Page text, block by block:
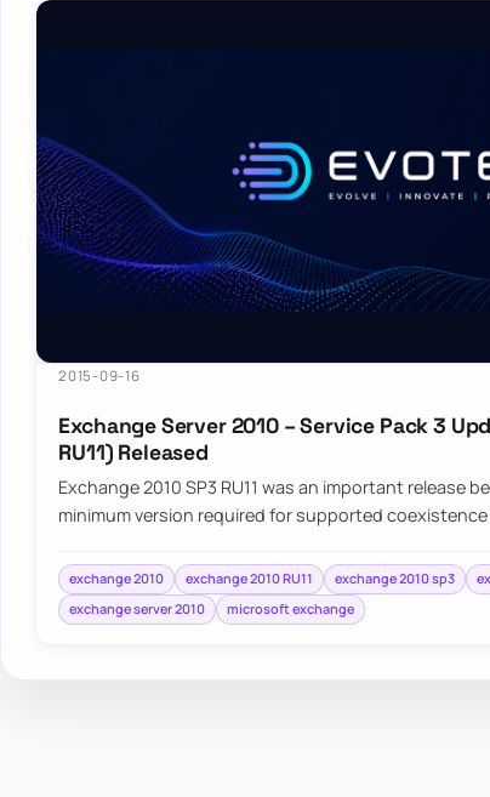
2015-09-16
Exchange Server 2010 – Service Pack 3
RU11) Released
Exchange 2010 SP3 RU11 was an important release
minimum version required for supported
exchange 2010 exchange 2010 RU11 exchange 2010 sp3
exchange server 2010
microsoft exchange